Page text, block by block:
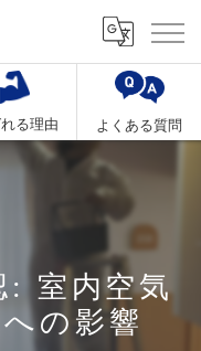
る理由 よくある質問
: 室内空気
の影響